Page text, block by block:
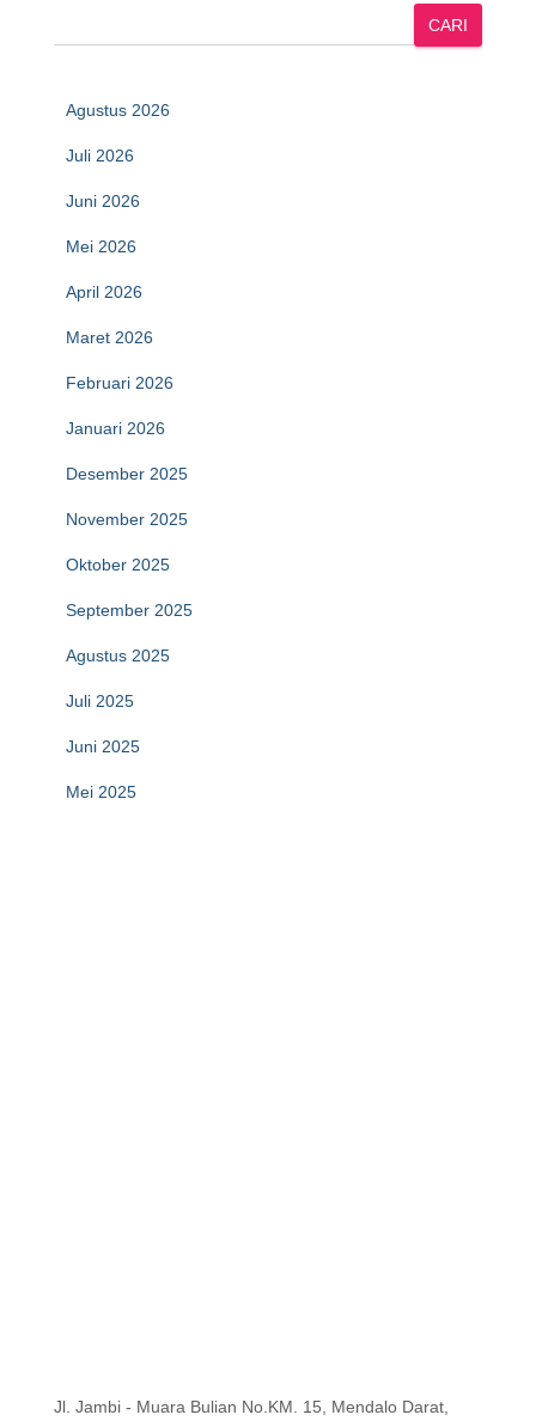
CARI
Agustus 2026
Juli 2026
Juni 2026
Mei 2026
April 2026
Maret 2026
Februari 2026
Januari 2026
Desember 2025
November 2025
Oktober 2025
September 2025
Agustus 2025
Juli 2025
Juni 2025
Mei 2025
Jl. Jambi - Muara Bulian No.KM. 15, Mendalo Darat,